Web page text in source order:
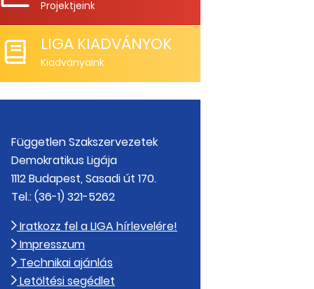
Projektjeink
LIGA KIADVÁNYOK
Kiadványaink
Független Szakszervezetek
Demokratikus Ligája
1112 Budapest, Sasadi út 170.
Tel.: (36-1) 321-5262
Iratkozz fel a LIGA hírlevelére!
Impresszum
Technikai ajánlás
Letöltési segédlet